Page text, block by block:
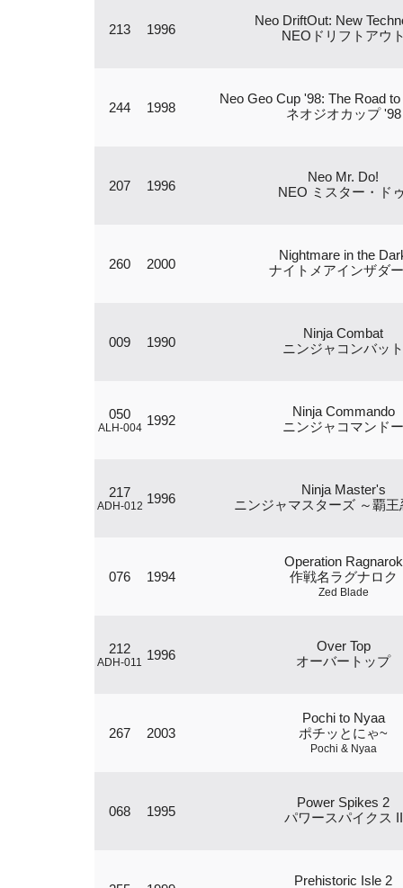
213 1996
Neo DriftOut: New
NEOドリフトアウ
244 1998
Neo Geo Cup '98: The Road
ネオジオカップ '98
207 1996
Neo Mr. Do!
NEO ミスター・ド
260 2000
Nightmare in the
ナイトメアインザダ
009 1990
Ninja Combat
ニンジャコンバット
050
ALH-004 1992
Ninja Commando
ニンジャコマンドー
217
ADH-012 1996
Ninja Master's
ニンジャマスターズ ～覇王
076 1994
Operation Ragnarok
作戦名ラグナロク
Zed Blade
212
ADH-011 1996
Over Top
オーバートップ
267 2003
Pochi to Nyaa
ポチッとにゃ~
Pochi & Nyaa
068 1995
Power Spikes 2
パワースパイクス II
Prehistoric Isle 2